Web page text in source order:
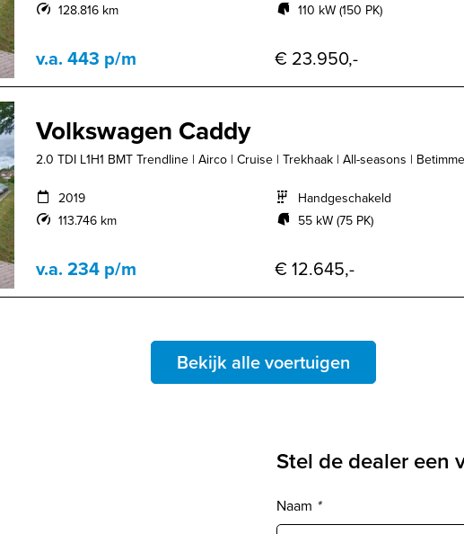
128.816 km
110 kW (150 PK)
v.a. 443 p/m € 23.950,-
Volkswagen Caddy
2.0 TDI L1H1 BMT Trendline | Airco | Cruise | Trekhaak | All-seasons |
2019
113.746 km
Handgeschakeld
55 kW (75 PK)
v.a. 234 p/m € 12.645,-
Bekijk alle voertuigen
Stel de dealer een
Naam *